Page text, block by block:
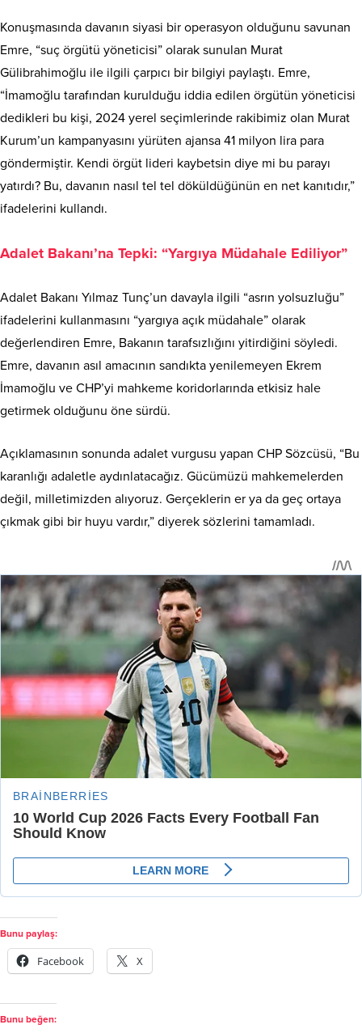
Konuşmasında davanın siyasi bir operasyon olduğunu savunan
Emre, “suç örgütü yöneticisi” olarak sunulan Murat
Gülibrahimoğlu ile ilgili çarpıcı bir bilgiyi paylaştı. Emre,
“İmamoğlu tarafından kurulduğu iddia edilen örgütün yöneticisi
dedikleri bu kişi, 2024 yerel seçimlerinde rakibimiz olan Murat
Kurum’un kampanyasını yürüten ajansa 41 milyon lira para
göndermiştir. Kendi örgüt lideri kaybetsin diye mi bu parayı
yatırdı? Bu, davanın nasıl tel tel döküldüğünün en net kanıtıdır,”
ifadelerini kullandı.
Adalet Bakanı’na Tepki: “Yargıya Müdahale Ediliyor”
Adalet Bakanı Yılmaz Tunç’un davayla ilgili “asrın yolsuzluğu”
ifadelerini kullanmasını “yargıya açık müdahale” olarak
değerlendiren Emre, Bakanın tarafsızlığını yitirdiğini söyledi.
Emre, davanın asıl amacının sandıkta yenilemeyen Ekrem
İmamoğlu ve CHP’yi mahkeme koridorlarında etkisiz hale
getirmek olduğunu öne sürdü.
Açıklamasının sonunda adalet vurgusu yapan CHP Sözcüsü, “Bu
karanlığı adaletle aydınlatacağız. Gücümüzü mahkemelerden
değil, milletimizden alıyoruz. Gerçeklerin er ya da geç ortaya
çıkmak gibi bir huyu vardır,” diyerek sözlerini tamamladı.
Bunu paylaş:
Facebook X
Bunu beğen: